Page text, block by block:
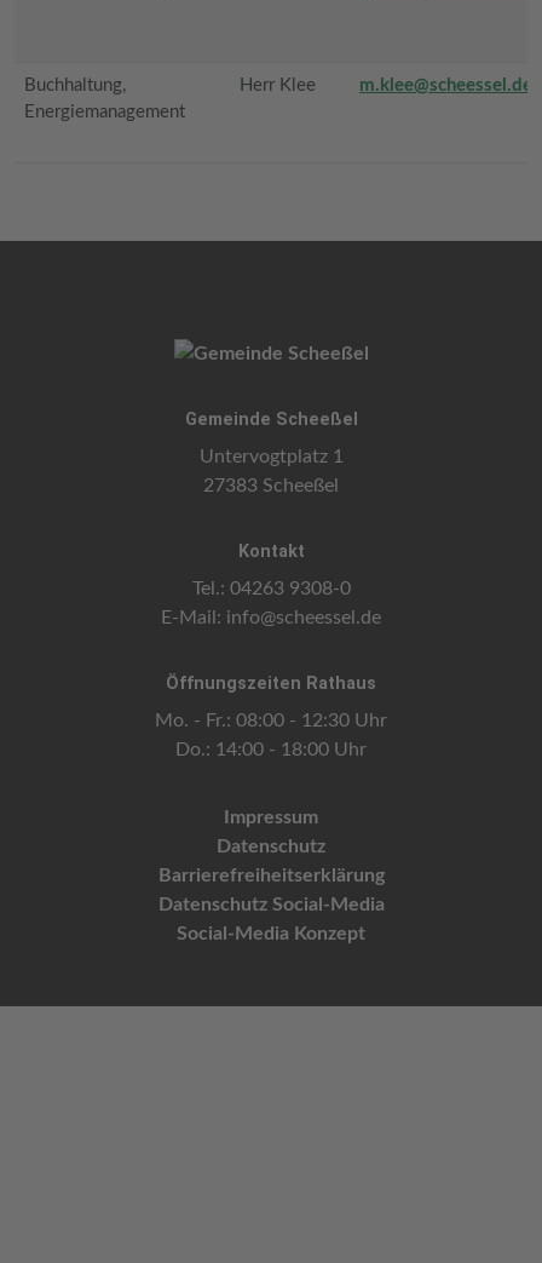
Buchhaltung,
Energiemanagement
Herr Klee m.klee@scheessel.de
Gemeinde Scheeßel
Untervogtplatz 1
27383 Scheeßel
Kontakt
Tel.: 04263 9308-0
E-Mail: info@scheessel.de
Öffnungszeiten Rathaus
Mo. - Fr.: 08:00 - 12:30 Uhr
Do.: 14:00 - 18:00 Uhr
Impressum
Datenschutz
Barrierefreiheitserklärung
Datenschutz Social-Media
Social-Media Konzept